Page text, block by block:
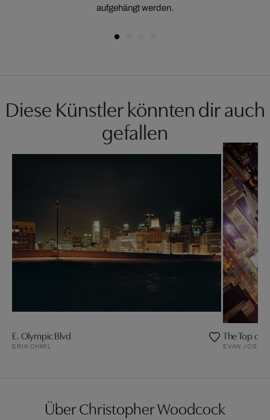
aufgehängt werden.
Diese Künstler könnten dir auch
gefallen
E. Olympic Blvd
ERIK CHMIL
The Top of
EVAN
Über Christopher Woodcock